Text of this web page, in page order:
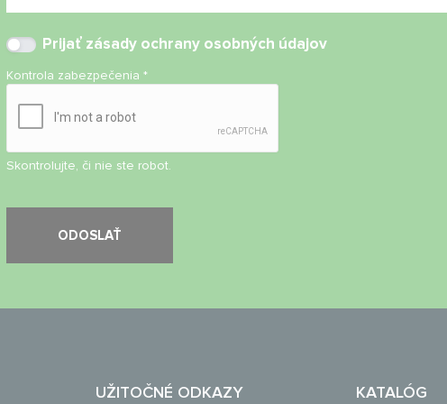
Prijať zásady ochrany osobných údajov
Kontrola zabezpečenia*
Skontrolujte, či nie ste robot.
UŽITOČNÉ ODKAZY KATALÓG